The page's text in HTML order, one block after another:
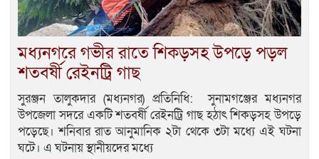
মধ্যনগরে গভীর রাতে শিকড়সহ উপড়ে পড়ল
শতবর্ষী রেইনট্রি গাছ
সুরঞ্জন তালুকদার (মধ্যনগর) প্রতিনিধি: সুনামগঞ্জের মধ্যনগর
উপজেলা সদরে একটি শতবর্ষী রেইনট্রি গাছ হঠাৎ শিকড়সহ উপড়ে
পড়েছে। শনিবার রাত আনুমানিক ২টা থেকে ৩টা মধ্যে এই ঘটনা
ঘটে। এ ঘটনায় স্থানীয়দের মধ্যে